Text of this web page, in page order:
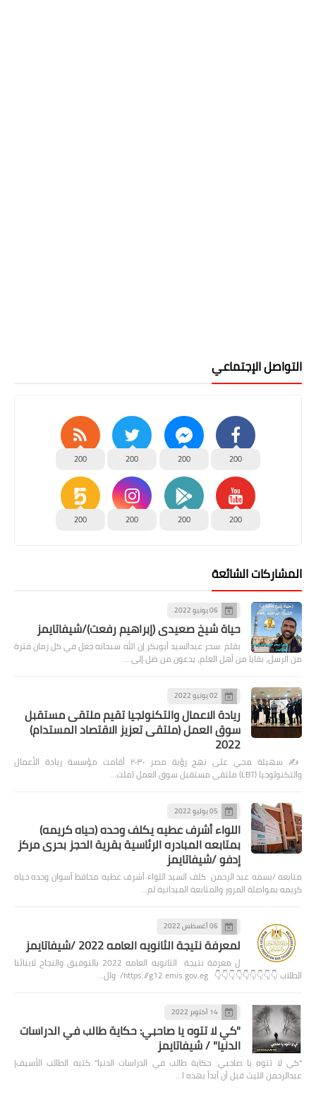
التواصل الإجتماعي
200
200
200
200
200
200
200
200
المشاركات الشائعة
06 يونيو 2022
حياة شيخ صعيدى (إبراهيم رفعت)/شيفاتايمز
بقلم :سحر عبدالسيد أبوبكر إن الله سبحانه جعل في كل زمان فترة
من الرسل، بقايا من أهل العلم، يدعون من ضل إلى …
02 يونيو 2022
ريادة الاعمال والتكنولجيا تقيم ملتقى مستقبل
سوق العمل (ملتقى تعزيز الاقتصاد المستدام)
2022
✍️ سهيلة محي على نهج رؤية مصر ٢٠٣٠ أقامت مؤسسة ريادة الأعمال
والتكنولوجيا (LBT) ملتقى مستقبل سوق العمل (ملت…
05 يوليو 2022
اللواء أشرف عطيه يكلف وحده (حياه كريمه)
بمتابعه المبادره الرئاسية بقرية الحجز بحرى مركز
إدفو /شيفاتايمز
متابعه /بسمه عبد الرحمن كلف السيد اللواء أشرف عطيه محافظ أسوان وحده حياه
كريمه بمواصلة المرور والمتابعة الميدانية لم…
06 أغسطس 2022
لمعرفة نتيجة الثانويه العامه 2022 /شيفاتايمز
ل معرفة نتيجة الثانويه العامه 2022 بالتوفيق والنجاح لابنائنا
الطلاب 👇👇👇👇👇👇👇👇👇 https://g12.emis.gov.eg/ وال…
14 أكتوبر 2022
"كي لا تتوه يا صاحبي: حكاية طالب في الدراسات
الدنيا" / شيفاتايمز
"كي لا تتوه يا صاحبي: حكاية طالب في الدراسات الدنيا" كتبه الطالب الأسيف|
عبدالرحمن الليث قبل أن أبدأ بهذه ا…